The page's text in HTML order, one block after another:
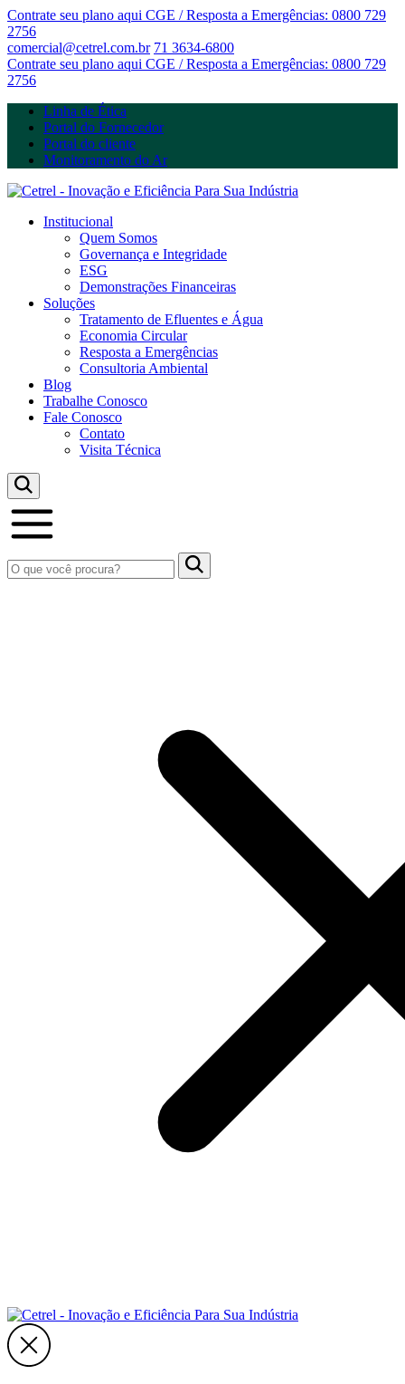
Contrate seu plano aqui CGE / Resposta a Emergências: 0800 729
2756
comercial@cetrel.com.br 71 3634-6800
Contrate seu plano aqui CGE / Resposta a Emergências: 0800 729
2756
Linha de Ética
Portal do Fornecedor
Portal do cliente
Monitoramento do Ar
Institucional
Quem Somos
Governança e Integridade
ESG
Demonstrações Financeiras
Soluções
Tratamento de Efluentes e Água
Economia Circular
Resposta a Emergências
Consultoria Ambiental
Blog
Trabalhe Conosco
Fale Conosco
Contato
Visita Técnica